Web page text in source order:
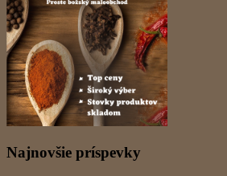
Najnovšie príspevky